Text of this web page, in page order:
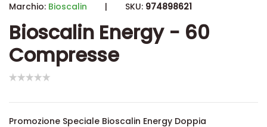
Marchio: Bioscalin | SKU: 974898621
Bioscalin Energy - 60
Compresse
Promozione Speciale Bioscalin Energy Doppia